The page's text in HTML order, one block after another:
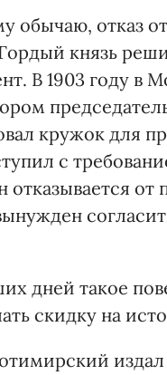
обычаю, отказ
князь
В 1903 году в
кружок для
с
отказывается от
дней такое
скидку на